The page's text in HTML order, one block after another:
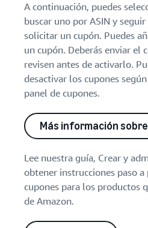
A continuación, puedes
buscar uno por ASIN y
solicitar un cupón. Puedes
un cupón. Deberás enviar el
revisen antes de activarlo.
desactivar los cupones
panel de cupones.
Más información
Lee nuestra guía, Crear y
obtener instrucciones paso
cupones para los productos
de Amazon.